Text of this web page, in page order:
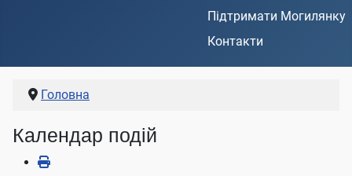
Підтримати Могилянку
Контакти
Головна
Календар подій